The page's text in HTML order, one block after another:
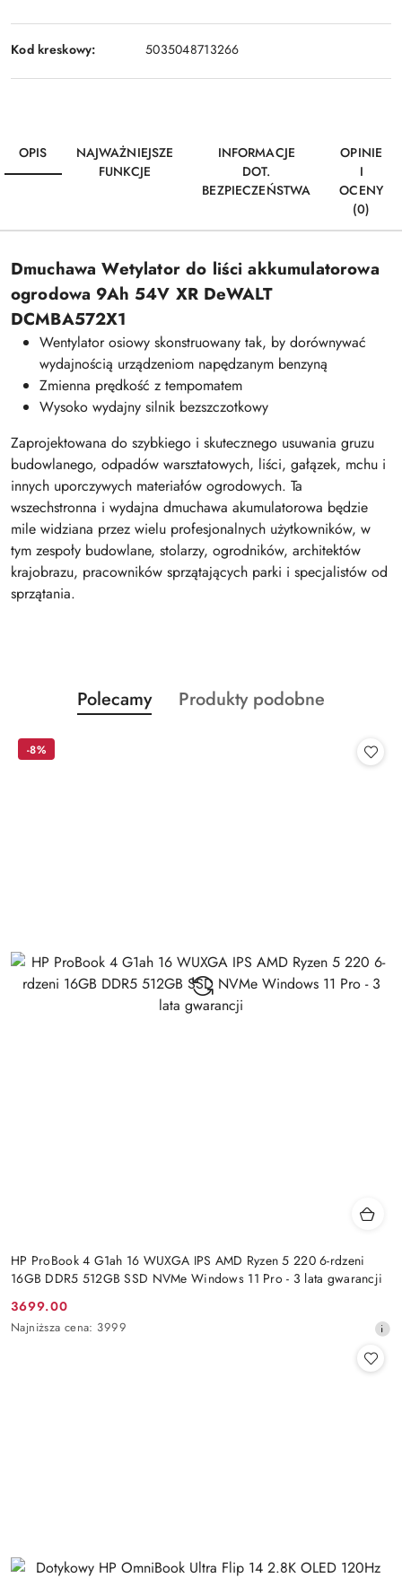
Kod kreskowy: 5035048713266
OPIS
NAJWAŻNIEJSZE
FUNKCJE
INFORMACJE
DOT.
BEZPIECZEŃSTWA
OPINIE
I
OCENY
(0)
Dmuchawa Wetylator do liści akkumulatorowa
ogrodowa 9Ah 54V XR DeWALT
DCMBA572X1
Wentylator osiowy skonstruowany tak, by dorównywać
wydajnością urządzeniom napędzanym benzyną
Zmienna prędkość z tempomatem
Wysoko wydajny silnik bezszczotkowy
Zaprojektowana do szybkiego i skutecznego usuwania gruzu
budowlanego, odpadów warsztatowych, liści, gałązek, mchu i
innych uporczywych materiałów ogrodowych. Ta
wszechstronna i wydajna dmuchawa akumulatorowa będzie
mile widziana przez wielu profesjonalnych użytkowników, w
tym zespoły budowlane, stolarzy, ogrodników, architektów
krajobrazu, pracowników sprzątających parki i specjalistów od
sprzątania.
Pomiń karuzelę produktów
Produkty
o
Polecamy
Produkty
Produkty podobne
HP ProBook 4 G1ah 16 WUXGA IPS AMD Ryzen 5 220 6-rdzeni
16GB DDR5 512GB SSD NVMe Windows 11 Pro - 3 lata gwarancji
Cena
promocyjna:
3699.00
Najniższa
Najniższa cena: 3999
-8%